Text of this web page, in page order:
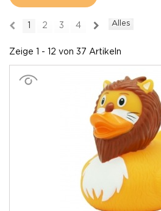
Alles
2 3 4
Zeige 1 - 12 von 37 Artikeln